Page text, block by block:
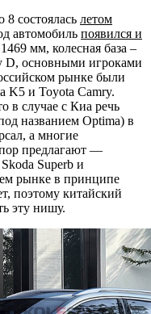
8 состоялась летом
автомобиль появился и
мм, колесная база –
D, оcновными игроками
рынке были
K5 и Toyota Camry.
в случае с Киа речь
названием Optima) в
а многие
предлагают —
Superb и
рынке в принципе
поэтому китайский
эту нишу.